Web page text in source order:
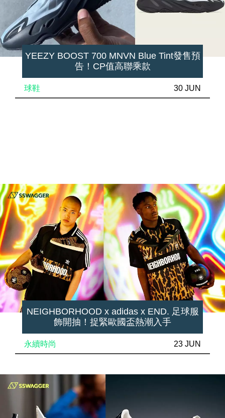
YEEZY BOOST 700 MNVN Blue Tint發售預
告！CP值高聯乘款
球鞋 30 JUN
NEIGHBORHOOD x adidas x END. 足球服
飾開抽！捉緊歐國盃熱潮入手
永續時尚 23 JUN